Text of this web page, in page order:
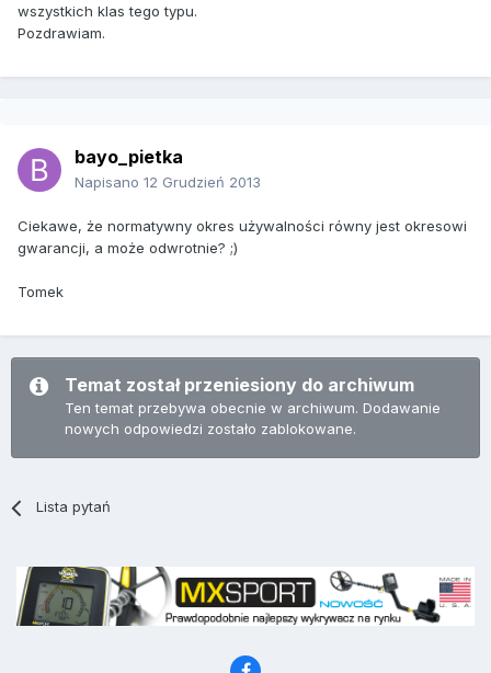
wszystkich klas tego typu.
Pozdrawiam.
bayo_pietka
Napisano 12 Grudzień 2013
Ciekawe, że normatywny okres używalności równy jest okresowi
gwarancji, a może odwrotnie? ;)
Tomek
Temat został przeniesiony do archiwum
Ten temat przebywa obecnie w archiwum. Dodawanie
nowych odpowiedzi zostało zablokowane.
Lista pytań